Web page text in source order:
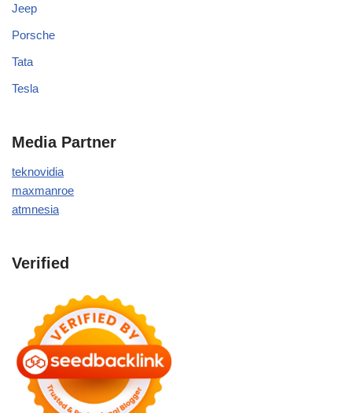
Jeep
Porsche
Tata
Tesla
Media Partner
teknovidia
maxmanroe
atmnesia
Verified